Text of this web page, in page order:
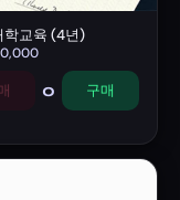
학교육 (4년)
0 구매